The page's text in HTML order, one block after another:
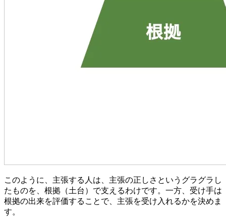
このように、主張する人は、主張の正しさというグラグラし
たものを、根拠（土台）で支えるわけです。一方、受け手は
根拠の出来を評価することで、主張を受け入れるかを決めま
す。